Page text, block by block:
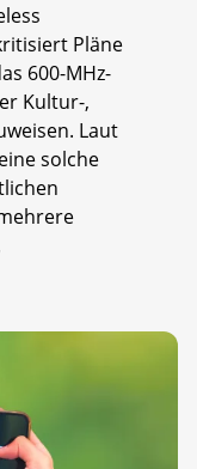
Pläne
600-MHz-
Kultur-,
Laut
solche